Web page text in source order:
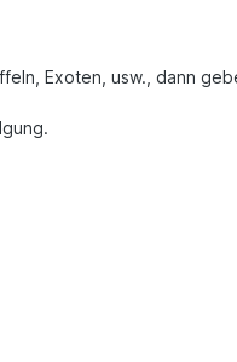
Exoten, usw., dann